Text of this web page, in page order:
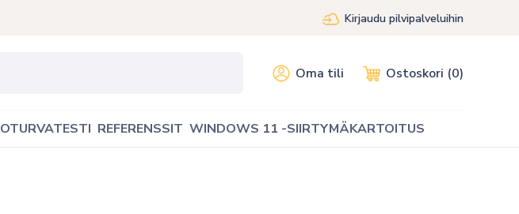
Kirjaudu pilvipalveluihin
Oma tili Ostoskori (0)
REFERENSSIT WINDOWS 11 -SIIRTYMÄKARTOITUS